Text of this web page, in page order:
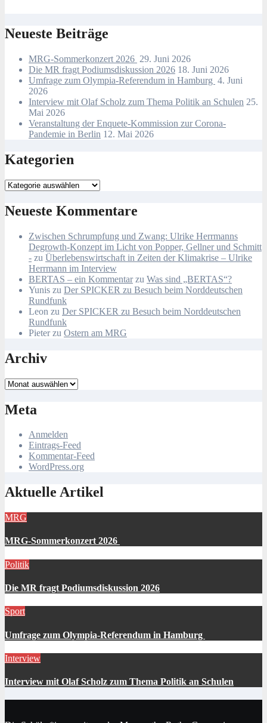
Neueste Beiträge
MRG-Sommerkonzert 2026 29. Juni 2026
Die MR fragt Podiumsdiskussion 2026 18. Juni 2026
Umfrage zum Olympia-Referendum in Hamburg 4. Juni
2026
Interview mit Olaf Scholz zum Thema Politik an Schulen 25.
Mai 2026
Veranstaltung der Enquete-Kommission zur Corona-
Pandemie in Berlin 12. Mai 2026
Kategorien
Kategorien
Neueste Kommentare
Zwischen Schrumpfung und Zwang: Ulrike Herrmanns
Degrowth-Konzept im Licht von Popper, Gellner und Schmitt
- zu Überlebenswirtschaft in Zeiten der Klimakrise – Ulrike
Herrmann im Interview
BERTAS – ein Kommentarzu Was sind „BERTAS“?
Yunis zu Der SPICKER zu Besuch beim Norddeutschen
Rundfunk
Leon zu Der SPICKER zu Besuch beim Norddeutschen
Rundfunk
Pieterzu Ostern am MRG
Archiv
Archiv
Meta
Anmelden
Eintrags-Feed
Kommentar-Feed
WordPress.org
Aktuelle Artikel
MRG
MRG-Sommerkonzert 2026
Politik
Die MR fragt Podiumsdiskussion 2026
Sport
Umfrage zum Olympia-Referendum in Hamburg
Interview
Interview mit Olaf Scholz zum Thema Politik an Schulen